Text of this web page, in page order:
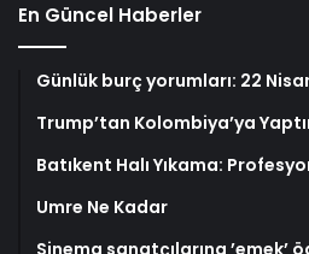
En Güncel Haberler
Günlük burç yorumları: 22
Trump’tan Kolombiya’ya
Batıkent Halı Yıkama:
Umre Ne Kadar
Sinema sanatçılarına ’emek’